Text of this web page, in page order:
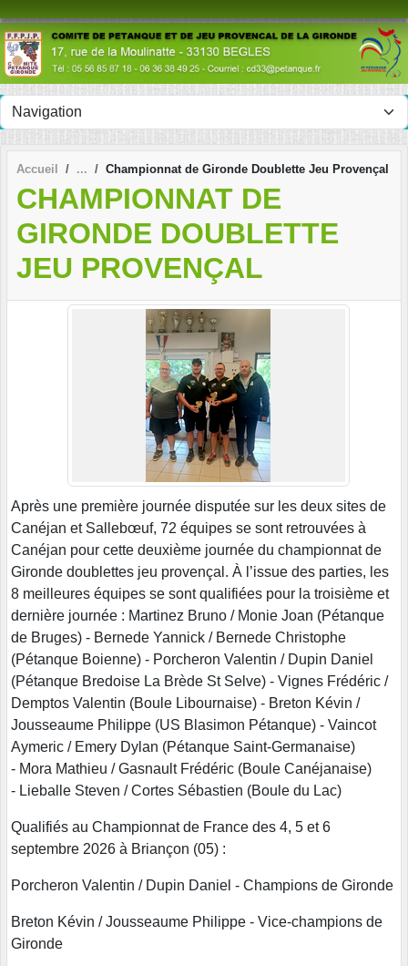
Accueil Championnat de Gironde Doublette Jeu Provençal
CHAMPIONNAT DE
GIRONDE DOUBLETTE
JEU PROVENÇAL
Après une première journée disputée sur les deux sites de
Canéjan et Sallebœuf, 72 équipes se sont retrouvées à
Canéjan pour cette deuxième journée du championnat de
Gironde doublettes jeu provençal. À l’issue des parties, les
8 meilleures équipes se sont qualifiées pour la troisième et
dernière journée : Martinez Bruno / Monie Joan (Pétanque
de Bruges) - Bernede Yannick / Bernede Christophe
(Pétanque Boienne) - Porcheron Valentin / Dupin Daniel
(Pétanque Bredoise La Brède St Selve) - Vignes Frédéric /
Demptos Valentin (Boule Libournaise) - Breton Kévin /
Jousseaume Philippe (US Blasimon Pétanque) - Vaincot
Aymeric / Emery Dylan (Pétanque Saint-Germanaise)
- Mora Mathieu / Gasnault Frédéric (Boule Canéjanaise)
- Lieballe Steven / Cortes Sébastien (Boule du Lac)
Qualifiés au Championnat de France des 4, 5 et 6
septembre 2026 à Briançon (05) :
Porcheron Valentin / Dupin Daniel - Champions de Gironde
Breton Kévin / Jousseaume Philippe - Vice-champions de
Gironde